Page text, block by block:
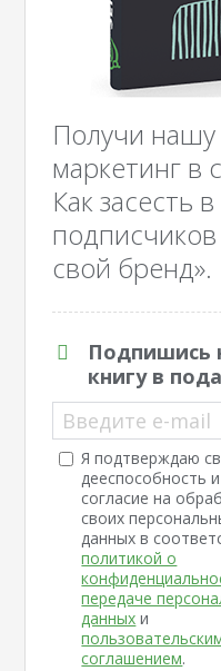
Получи нашу
маркетинг в
Как засесть
свой бренд».
Подпишись
книгу в
Введите e-mail
Я подтверждаю
дееспособность
согласие на
своих
данных в
политикой о
передаче
данных и
соглашением.